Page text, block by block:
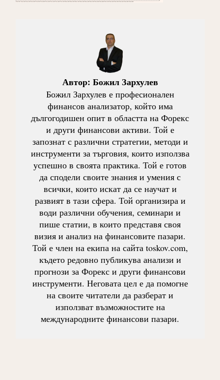
Автор: Божил Зархулев
Божил Зархулев е професионален
финансов анализатор, който има
дългогодишен опит в областта на Форекс
и други финансови активи. Той е
запознат с различни стратегии, методи и
инструменти за търговия, които използва
успешно в своята практика. Той е готов
да сподели своите знания и умения с
всички, които искат да се научат и
развият в тази сфера. Той организира и
води различни обучения, семинари и
пише статии, в които представя своя
визия и анализ на финансовите пазари.
Той е член на екипа на сайта toskov.com,
където редовно публикува анализи и
прогнози за Форекс и други финансови
инструменти. Неговата цел е да помогне
на своите читатели да разберат и
използват възможностите на
международните финансови пазари.